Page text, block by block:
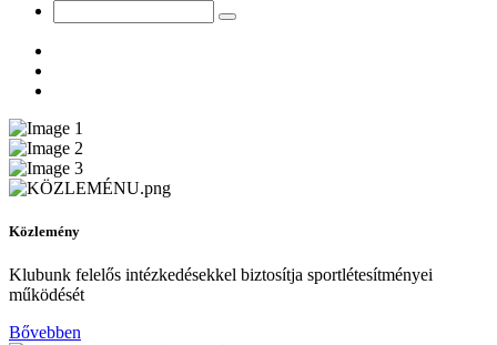
Közlemény
Klubunk felelős intézkedésekkel biztosítja sportlétesítményei
működését
Bővebben